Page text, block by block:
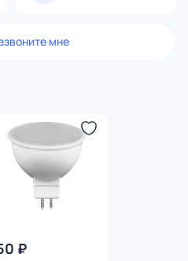
мне
₽